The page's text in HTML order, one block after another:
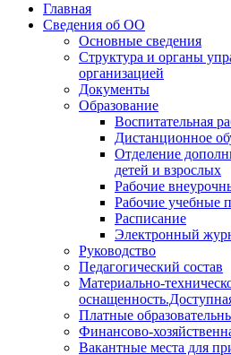
Главная
Сведения об ОО
Основные сведения
Структура и органы
организацией
Документы
Образование
Воспитательная
Дистанционное
Отделение
детей и взрослых
Рабочие
Рабочие учебные
Расписание
Электронный
Руководство
Педагогический состав
Материально-
Платные
Финансово-
Вакантные места для